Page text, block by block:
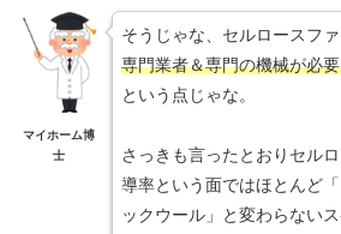
マイホーム博
士
そうじゃな、セルロースフ
専門業者＆専門の機械が必
という点じゃな。
さっきも言ったとおりセル
導率という面ではほとんど
ックウール」と変わらない